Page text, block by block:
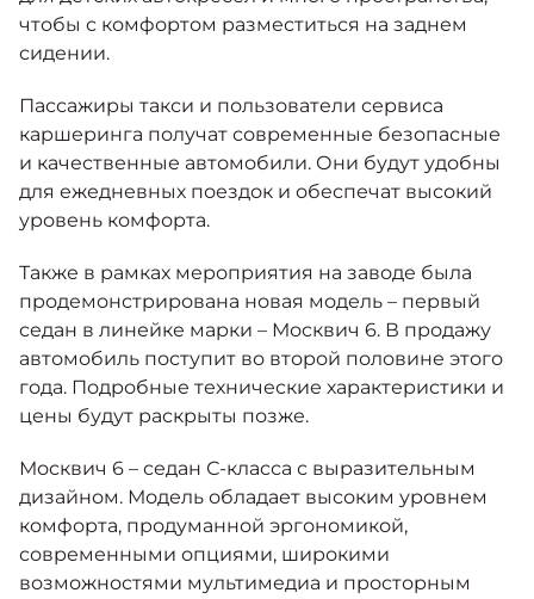
чтобы с комфортом разместиться на заднем
сидении.
Пассажиры такси и пользователи сервиса
каршеринга получат современные безопасные
и качественные автомобили. Они будут удобны
для ежедневных поездок и обеспечат высокий
уровень комфорта.
Также в рамках мероприятия на заводе была
продемонстрирована новая модель – первый
седан в линейке марки – Москвич 6. В продажу
автомобиль поступит во второй половине этого
года. Подробные технические характеристики и
цены будут раскрыты позже.
Москвич 6 – седан С-класса с выразительным
дизайном. Модель обладает высоким уровнем
комфорта, продуманной эргономикой,
современными опциями, широкими
возможностями мультимедиа и просторным